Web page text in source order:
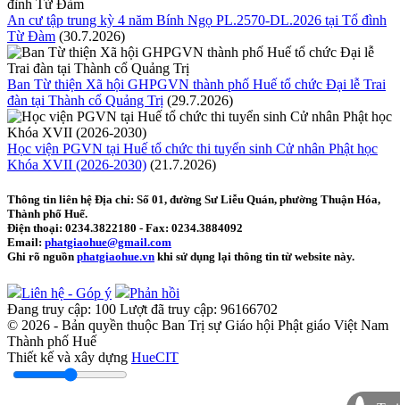
An cư tập trung kỳ 4 năm Bính Ngọ PL.2570-DL.2026 tại Tổ đình
Từ Đàm (30.7.2026)
Ban Từ thiện Xã hội GHPGVN thành phố Huế tổ chức Đại lễ Trai
đàn tại Thành cổ Quảng Trị (29.7.2026)
Học viện PGVN tại Huế tổ chức thi tuyển sinh Cử nhân Phật học
Khóa XVII (2026-2030) (21.7.2026)
Thông tin liên hệ Địa chỉ: Số 01, đường Sư Liễu Quán, phường Thuận Hóa,
Thành phố Huế.
Điện thoại: 0234.3822180 - Fax: 0234.3884092
Email: phatgiaohue@gmail.com
Ghi rõ nguồn phatgiaohue.vn khi sử dụng lại thông tin từ website này.
Liên hệ - Góp ý
Phản hồi
Đang truy cập: 100 Lượt đã truy cập: 96166702
© 2026 - Bản quyền thuộc Ban Trị sự Giáo hội Phật giáo Việt Nam
Thành phố Huế
Thiết kế và xây dựng HueCIT